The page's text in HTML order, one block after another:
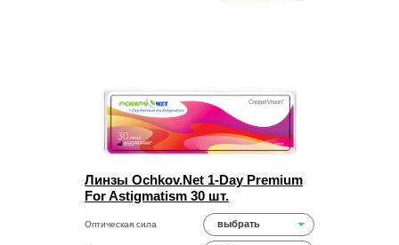
Линзы Ochkov.Net 1-Day Premium
For Astigmatism 30 шт.
Оптическая сила выбрать